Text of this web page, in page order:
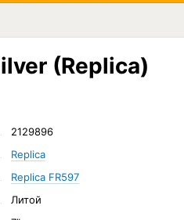
(Replica)
2129896
Replica
Replica FR597
Литой